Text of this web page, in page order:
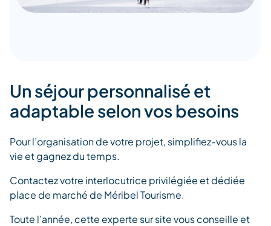
Un séjour personnalisé et
adaptable selon vos besoins
Pour l’organisation de votre projet, simplifiez-vous la
vie et gagnez du temps.
Contactez votre interlocutrice privilégiée et dédiée
place de marché de Méribel Tourisme.
Toute l’année, cette experte sur site vous conseille et